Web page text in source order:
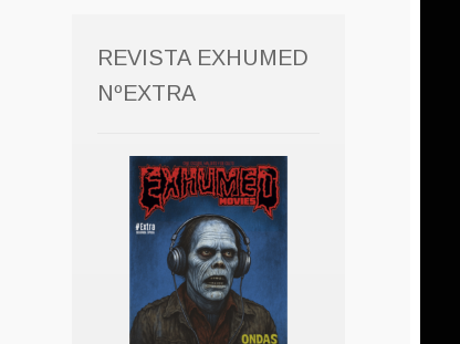
REVISTA EXHUMED
NºEXTRA